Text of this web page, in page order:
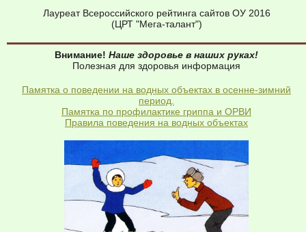
Лауреат Всероссийского рейтинга сайтов ОУ 2016
(ЦРТ "Мега-талант")
Внимание! Наше здоровье в наших руках!
Полезная для здоровья информация
Памятка о поведении на водных объектах в осенне-зимний
период.
Памятка по профилактике гриппа и ОРВИ
Правила поведения на водных объектах